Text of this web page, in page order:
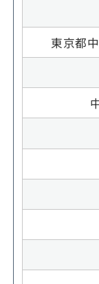
東京都